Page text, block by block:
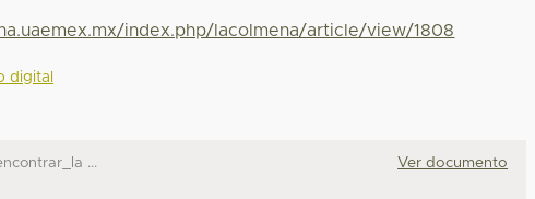
index.php/lacolmena/article/view/1808
digital
...
Ver documento